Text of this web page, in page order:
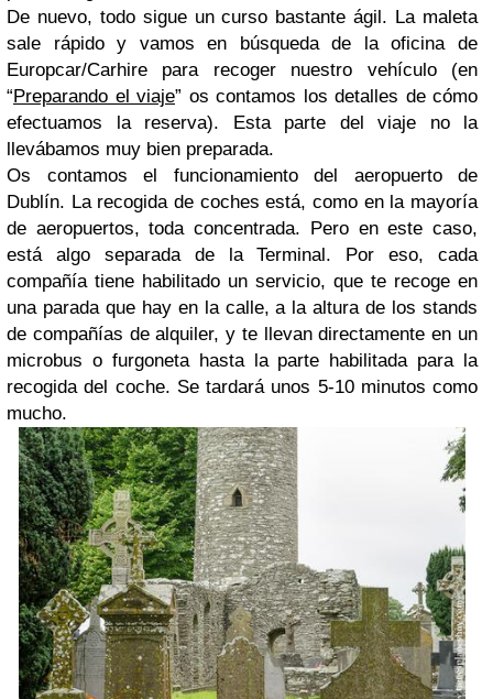
De nuevo, todo sigue un curso bastante ágil. La maleta
sale rápido y vamos en búsqueda de la oficina de
Europcar/Carhire para recoger nuestro vehículo (en
“Preparando el viaje” os contamos los detalles de cómo
efectuamos la reserva). Esta parte del viaje no la
llevábamos muy bien preparada.
Os contamos el funcionamiento del aeropuerto de
Dublín. La recogida de coches está, como en la mayoría
de aeropuertos, toda concentrada. Pero en este caso,
está algo separada de la Terminal. Por eso, cada
compañía tiene habilitado un servicio, que te recoge en
una parada que hay en la calle, a la altura de los stands
de compañías de alquiler, y te llevan directamente en un
microbus o furgoneta hasta la parte habilitada para la
recogida del coche. Se tardará unos 5-10 minutos como
mucho.